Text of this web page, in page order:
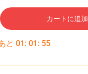
カートに追加
と 01 : 01 : 54